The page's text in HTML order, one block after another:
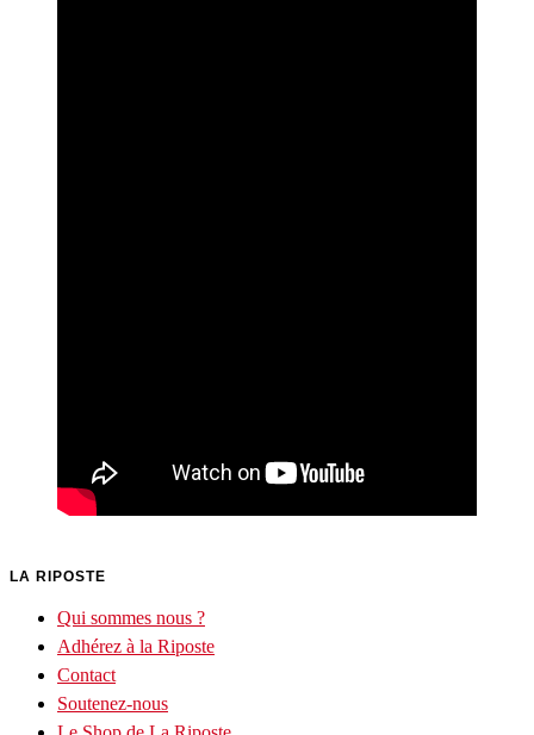
LA RIPOSTE
Qui sommes nous ?
Adhérez à la Riposte
Contact
Soutenez-nous